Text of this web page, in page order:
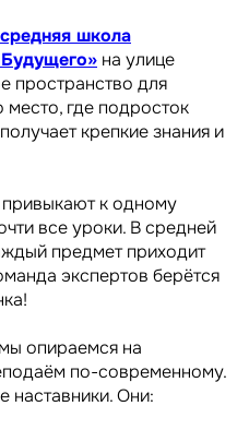
школа
на улице
пространство для
где подросток
крепкие знания и
привыкают к одному
все уроки. В средней
предмет приходит
экспертов берётся
опираемся на
по-современному.
наставники. Они: